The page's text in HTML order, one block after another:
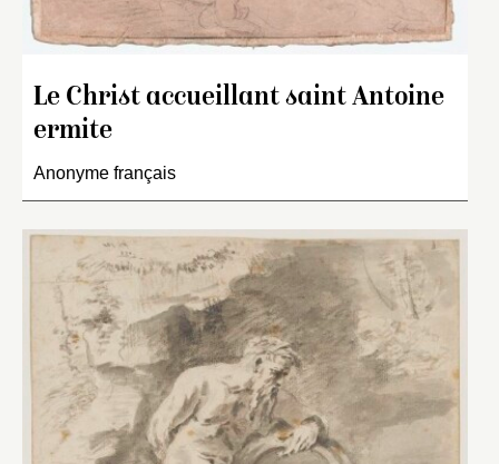
Le Christ accueillant saint Antoine
ermite
Anonyme français